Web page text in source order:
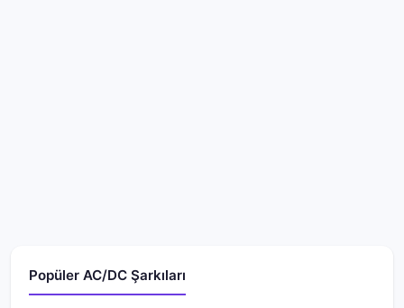
Popüler AC/DC Şarkıları